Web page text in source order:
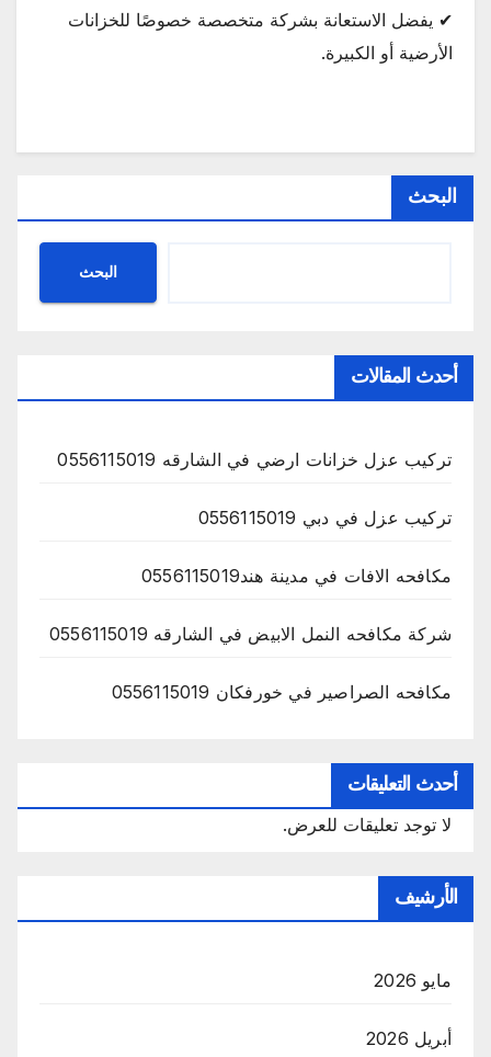
✔ يفضل الاستعانة بشركة متخصصة خصوصًا للخزانات
الأرضية أو الكبيرة.
البحث
البحث
أحدث المقالات
تركيب عزل خزانات ارضي في الشارقه 0556115019
تركيب عزل في دبي 0556115019
مكافحه الافات في مدينة هند0556115019
شركة مكافحه النمل الابيض في الشارقه 0556115019
مكافحه الصراصير في خورفكان 0556115019
أحدث التعليقات
لا توجد تعليقات للعرض.
الأرشيف
مايو 2026
أبريل 2026